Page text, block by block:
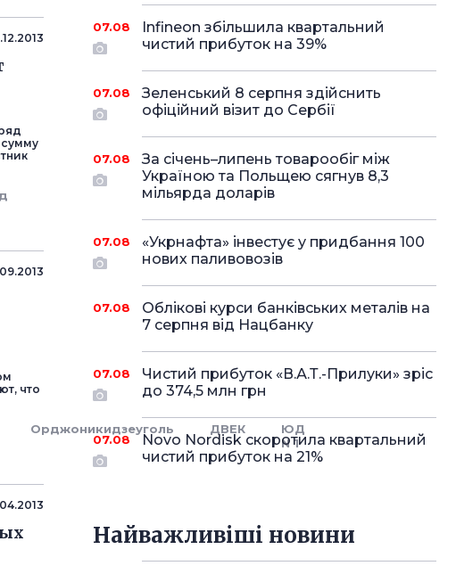
что
Орджоникидзеуголь ДВЕК
ЮД
N 1
07.08
Infineon збільшила квартальний
чистий прибуток на 39%
07.08
Зеленський 8 серпня здійснить
офіційний візит до Сербії
07.08
За січень–липень товарообіг між
Україною та Польщею сягнув 8,3
мільярда доларів
07.08
«Укрнафта» інвестує у придбання 100
нових паливовозів
07.08
Облікові курси банківських металів на
7 серпня від Нацбанку
07.08
Чистий прибуток «В.А.Т.-Прилуки» зріс
до 374,5 млн грн
07.08
Novo Nordisk скоротила квартальний
чистий прибуток на 21%
Найважливіші новини